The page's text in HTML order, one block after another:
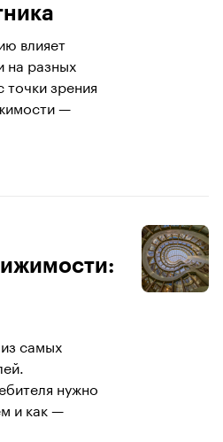
влияет
на разных
точки зрения
—
самых
нужно
и как —